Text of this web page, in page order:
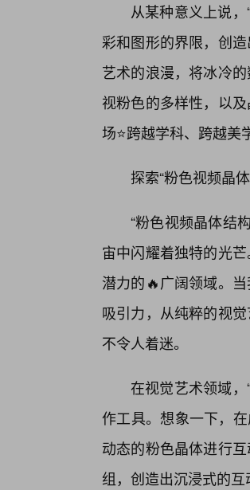
从某种意义上说
彩和图形的界限，创
艺术的浪漫，将冰冷
视粉色的多样性，以
场⭐跨越学科、跨越美
探索“粉色视频晶
“粉色视频晶体结
宙中闪耀着独特的光
潜力的🔥广阔领域。
吸引力，从纯粹的视
不令人着迷。
在视觉艺术领域
作工具。想象一下，
动态的粉色晶体进行
组，创造出沉浸式的互